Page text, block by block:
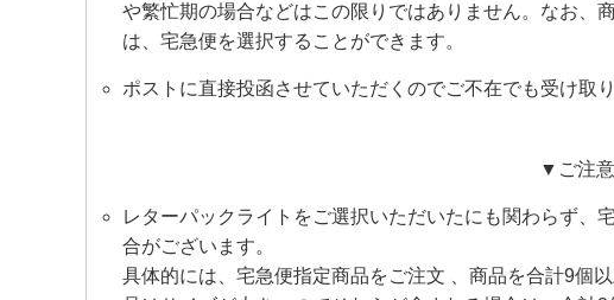
や繁忙期の場合などはこの限りではありません。なお、
は、宅急便を選択することができます。
ポストに直接投函させていただくのでご不在でも受け取り
▼ご注
レターパックライトをご選択いただいたにも関わらず、
合がございます。
具体的には、宅急便指定商品をご注文 、商品を合計9個